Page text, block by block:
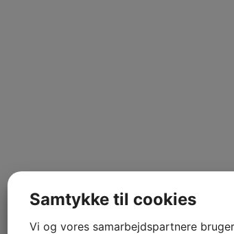
Samtykke til cookies
Vi og vores samarbejdspartnere bruger